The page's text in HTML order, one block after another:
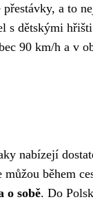
a to
s dětskými
90 km/h a v
nabízejí
během
o sobě. Do